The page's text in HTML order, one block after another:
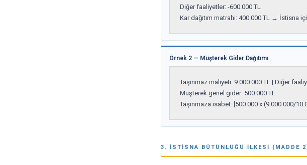
Diğer faaliyetler: -600.000 TL
Kar dağıtım matrahi: 400.000 TL → İstisna
Örnek 2 — Müşterek Gider Dağıtımı
Taşınmaz maliyeti: 9.000.000 TL | Diğer
Müşterek genel gider: 500.000 TL
Taşınmaza isabet: [500.000 x (9.000.000/
3. İSTISNA BÜTÜNLÜĞÜ İLKESI (MADDE